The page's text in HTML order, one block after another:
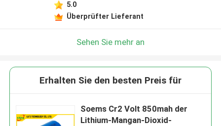
5.0
Überprüfter Lieferant
Sehen Sie mehr an
Erhalten Sie den besten Preis für
Soems Cr2 Volt 850mah der
Lithium-Mangan-Dioxid-